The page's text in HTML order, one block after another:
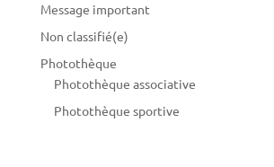
Message important
Non classifié(e)
Photothèque
Photothèque associative
Photothèque sportive